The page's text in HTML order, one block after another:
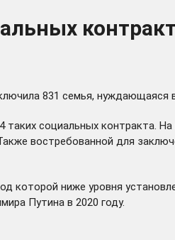
831 семья, нуждающаяся
социальных контракта.
востребованной для
которой ниже уровня
Путина в 2020 году.